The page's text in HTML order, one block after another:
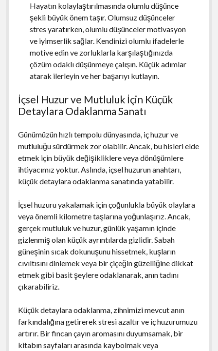
Hayatın kolaylaştırılmasında olumlu düşünce
şekli büyük önem taşır. Olumsuz düşünceler
stres yaratırken, olumlu düşünceler motivasyon
ve iyimserlik sağlar. Kendinizi olumlu ifadelerle
motive edin ve zorluklarla karşılaştığınızda
çözüm odaklı düşünmeye çalışın. Küçük adımlar
atarak ilerleyin ve her başarıyı kutlayın.
İçsel Huzur ve Mutluluk İçin Küçük
Detaylara Odaklanma Sanatı
Günümüzün hızlı tempolu dünyasında, iç huzur ve
mutluluğu sürdürmek zor olabilir. Ancak, bu hisleri elde
etmek için büyük değişikliklere veya dönüşümlere
ihtiyacımız yoktur. Aslında, içsel huzurun anahtarı,
küçük detaylara odaklanma sanatında yatabilir.
İçsel huzuru yakalamak için çoğunlukla büyük olaylara
veya önemli kilometre taşlarına yoğunlaşırız. Ancak,
gerçek mutluluk ve huzur, günlük yaşamın içinde
gizlenmiş olan küçük ayrıntılarda gizlidir. Sabah
güneşinin sıcak dokunuşunu hissetmek, kuşların
cıvıltısını dinlemek veya bir çiçeğin güzelliğine dikkat
etmek gibi basit şeylere odaklanarak, anın tadını
çıkarabiliriz.
Küçük detaylara odaklanma, zihnimizi mevcut anın
farkındalığına getirerek stresi azaltır ve iç huzurumuzu
artırır. Bir fincan çayın aromasını duyumsamak, bir
kitabın sayfaları arasında kaybolmak veya